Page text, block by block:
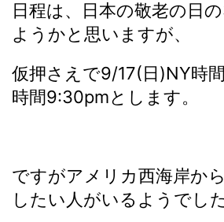
日程は、日本の敬老の日
ようかと思いますが、
仮押さえで9/17(日)NY時
時間9:30pmとします。
ですがアメリカ西海岸か
したい人がいるようでした